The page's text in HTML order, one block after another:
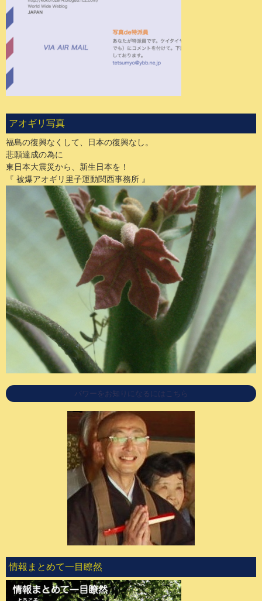
アオギリ写真
福島の復興なくして、日本の復興なし。
悲願達成の為に
東日本大震災から、新生日本を！
『 被爆アオギリ里子運動関西事務所 』
パワーをお知りになるにはこちら
情報まとめて一目瞭然